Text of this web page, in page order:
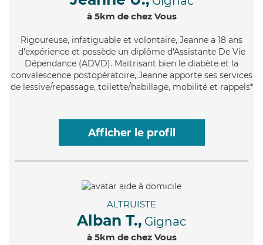
à 5km de chez Vous
Rigoureuse, infatiguable et volontaire, Jeanne a 18 ans
d'expérience et possède un diplôme d'Assistante De Vie
Dépendance (ADVD). Maitrisant bien le diabète et la
convalescence postopératoire, Jeanne apporte ses services
de lessive/repassage, toilette/habillage, mobilité et rappels*
Afficher le profil
ALTRUISTE
Alban T., Gignac
à 5km de chez Vous